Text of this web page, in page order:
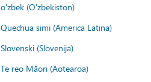
o'zbek (O'zbekiston)
Quechua simi (America Latina)
Slovenski (Slovenija)
Te reo Māori (Aotearoa)